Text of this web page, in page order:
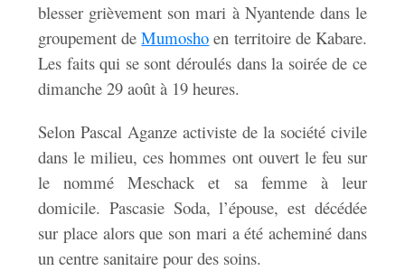
blesser grièvement son mari à Nyantende dans le
groupement deMumosho en territoire de Kabare.
Les faits qui se sont déroulés dans la soirée de ce
dimanche 29 août à 19 heures.
Selon Pascal Aganze activiste de la société civile
dans le milieu, ces hommes ont ouvert le feu sur
le nommé Meschack et sa femme à leur
domicile. Pascasie Soda, l’épouse, est décédée
sur place alors que son mari a été acheminé dans
un centre sanitaire pour des soins.